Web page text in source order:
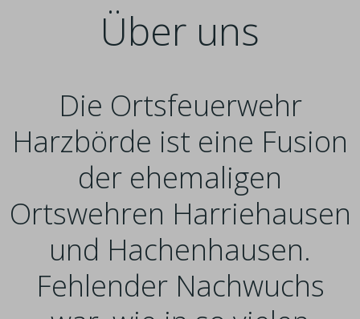
Über uns
Die Ortsfeuerwehr
Harzbörde ist eine Fusion
der ehemaligen
Ortswehren Harriehausen
und Hachenhausen.
Fehlender Nachwuchs